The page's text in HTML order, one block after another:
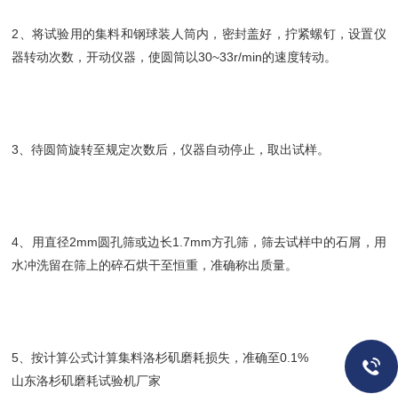
2、将试验用的集料和钢球装人筒内，密封盖好，拧紧螺钉，设置仪
器转动次数，开动仪器，使圆筒以30~33r/min的速度转动。
3、待圆筒旋转至规定次数后，仪器自动停止，取出试样。
4、用直径2mm圆孔筛或边长1.7mm方孔筛，筛去试样中的石屑，用
水冲洗留在筛上的碎石烘干至恒重，准确称出质量。
5、按计算公式计算集料洛杉矶磨耗损失，准确至0.1%
山东洛杉矶磨耗试验机厂家